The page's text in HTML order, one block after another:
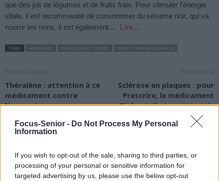
Focus-Senior - Do Not Process My Personal
Information
If you wish to opt-out of the sale, sharing to third parties, or
processing of your personal or sensitive information for
targeted advertising by us, please use the below opt-out
que des jus de légumes et de fruits frais. Pour stimuler l’énergie
vitale, il est recommandé de consommer du sésame noir, qui va
nourrir les reins. Il est également…
Lire…
TAGS
Théralène : attention à ce
médicament contre
l’insomnie
Sclérose en plaques : pour
Prescrire, le médicament
Zinbryta® n’aurait jamais
dû être autorisé